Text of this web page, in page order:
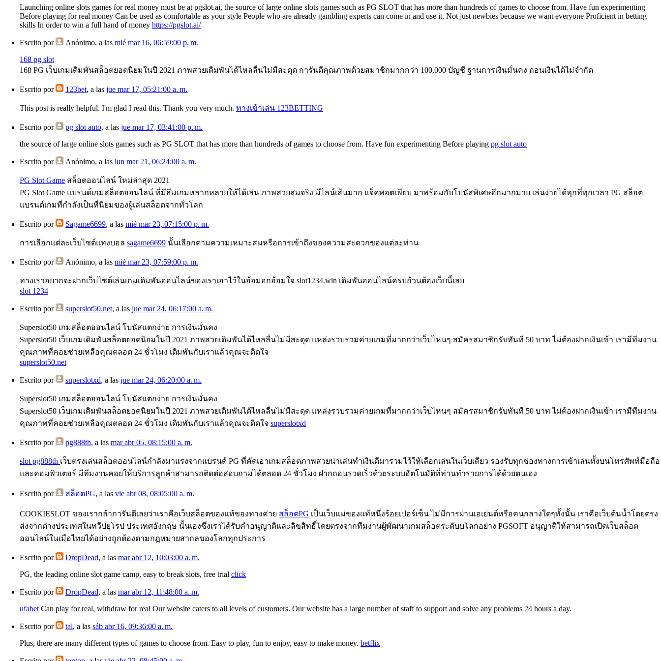
Launching online slots games for real money must be at pgslot.ai, the source of large online slots games such as PG SLOT that has more than hundreds of games to choose from. Have fun experimenting
Before playing for real money Can be used as comfortable as your style People who are already gambling experts can come in and use it. Not just newbies because we want everyone Proficient in betting
skills In order to win a full hand of money https://pgslot.ai/
Escrito por Anónimo, a las mié mar 16, 06:59:00 p. m.
168 pg slot
168 PG เว็บเกมเดิมพันสล็อตยอดนิยมในปี 2021 ภาพสวยเดิมพันได้ไหลลื่นไม่มีสะดุด การันตีคุณภาพด้วยสมาชิกมากกว่า 100,000 บัญชี ฐานการเงินมั่นคง ถอนเงินได้ไม่จำกัด
Escrito por 123bet, a las jue mar 17, 05:21:00 a. m.
This post is really helpful. I'm glad I read this. Thank you very much. ทางเข้าเล่น 123BETTING
Escrito por pg slot auto, a las jue mar 17, 03:41:00 p. m.
the source of large online slots games such as PG SLOT that has more than hundreds of games to choose from. Have fun experimenting Before playing pg slot auto
Escrito por Anónimo, a las lun mar 21, 06:24:00 a. m.
PG Slot Game สล็อตออนไลน์ ใหม่ล่าสุด 2021
PG Slot Game แบรนด์เกมสล็อตออนไลน์ ที่มีธีมเกมหลากหลายให้ได้เล่น ภาพสวยสมจริง มีไลน์เส้นมาก แจ็คพอตเพียบ มาพร้อมกับโบนัสพิเศษอีกมากมาย เล่นง่ายได้ทุกที่ทุกเวลา PG สล็อต
แบรนด์เกมที่กำลังเป็นที่นิยมของผู้เล่นสล็อตจากทั่วโลก
Escrito por Sagame6699, a las mié mar 23, 07:15:00 p. m.
การเลือกแต่ละเว็บไซต์แทงบอล sagame6699 นั้นเลือกตามความเหมาะสมหรือการเข้าถึงของความสะดวกของแต่ละท่าน
Escrito por Anónimo, a las mié mar 23, 07:59:00 p. m.
ทางเราอยากจะฝากเว็บไซต์เล่นเกมเดิมพันออนไลน์ของเราเอาไว้ในอ้อมอกอ้อมใจ slot1234.win เดิมพันออนไลน์ครบถ้วนต้องเว็บนี้เลย
slot 1234
Escrito por superslot50.net, a las jue mar 24, 06:17:00 a. m.
Superslot50 เกมสล็อตออนไลน์ โบนัสแตกง่าย การเงินมั่นคง
Superslot50 เว็บเกมเดิมพันสล็อตยอดนิยมในปี 2021 ภาพสวยเดิมพันได้ไหลลื่นไม่มีสะดุด แหล่งรวบรวมค่ายเกมที่มากกว่าเว็บไหนๆ สมัครสมาชิกรับทันที 50 บาท ไม่ต้องฝากเงินเข้า เรามีทีมงาน
คุณภาพที่คอยช่วยเหลือคุณตลอด 24 ชั่วโมง เดิมพันกับเราแล้วคุณจะติดใจ
superslot50.net
Escrito por superslotxd, a las jue mar 24, 06:20:00 a. m.
Superslot50 เกมสล็อตออนไลน์ โบนัสแตกง่าย การเงินมั่นคง
Superslot50 เว็บเกมเดิมพันสล็อตยอดนิยมในปี 2021 ภาพสวยเดิมพันได้ไหลลื่นไม่มีสะดุด แหล่งรวบรวมค่ายเกมที่มากกว่าเว็บไหนๆ สมัครสมาชิกรับทันที 50 บาท ไม่ต้องฝากเงินเข้า เรามีทีมงาน
คุณภาพที่คอยช่วยเหลือคุณตลอด 24 ชั่วโมง เดิมพันกับเราแล้วคุณจะติดใจ superslotxd
Escrito por pg888th, a las mar abr 05, 08:15:00 a. m.
slot pg888th เว็บตรงเล่นสล็อตออนไลน์กำลังมาแรงจากแบรนด์ PG ที่คัดเอาเกมสล็อตภาพสวยน่าเล่นทำเงินดีมารวมไว้ให้เลือกเล่นในเว็บเดียว รองรับทุกช่องทางการเข้าเล่นทั้งบนโทรศัพท์มือถือ
และคอมพิวเตอร์ มีทีมงานคอยให้บริการลูกค้าสามารถติดต่อสอบถามได้ตลอด 24 ชั่วโมง ฝากถอนรวดเร็วด้วยระบบอัตโนมัติที่ท่านทำรายการได้ด้วยตนเอง
Escrito por สล็อตPG, a las vie abr 08, 08:05:00 a. m.
COOKIESLOT ของเรากล้าการันตีเลยว่าเราคือเว็บสล็อตของแท้ของทางค่าย สล็อตPG เป็นเว็บแม่ของแท้หนึ่งร้อยเปอร์เซ็น ไม่มีการผ่านเอเย่นต์หรือคนกลางใดๆทั้งนั้น เราคือเว็บต้นน้ำโดยตรง
ส่งจากต่างประเทศในทวีปยุโรป ประเทศอังกฤษ นั้นเองซึ่งเราได้รับคำอนุญาติและลิขสิทธิ์โดยตรงจากทีมงานผู้พัฒนาเกมสล็อตระดับบโลกอย่าง PGSOFT อนุญาติให้สามารถเปิดเว็บสล็อต
ออนไลน์ในเมือไทยได้อย่างถูกต้องตามกฏหมายสากลของโลกทุกประการ
Escrito por DropDead, a las mar abr 12, 10:03:00 a. m.
PG, the leading online slot game camp, easy to break slots, free trial click
Escrito por DropDead, a las mar abr 12, 11:48:00 a. m.
ufabet Can play for real, withdraw for real Our website caters to all levels of customers. Our website has a large number of staff to support and solve any problems 24 hours a day.
Escrito por tal, a las sáb abr 16, 09:36:00 a. m.
Plus, there are many different types of games to choose from. Easy to play, fun to enjoy, easy to make money. betflix